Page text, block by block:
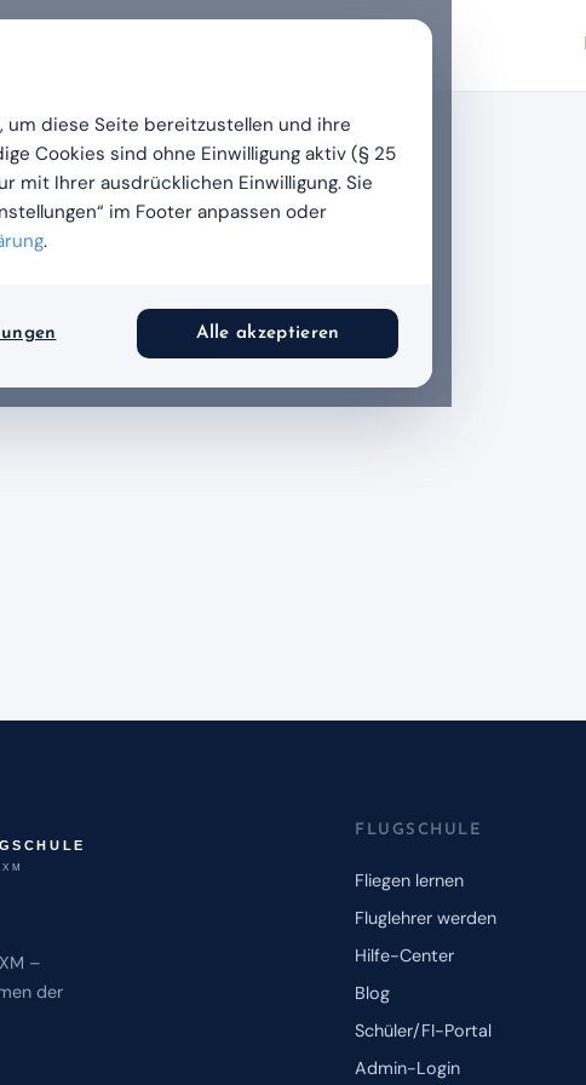
Beiträge vorhanden.
–
der
FLUGSCHULE
Fliegen lernen
Fluglehrer werden
Hilfe-Center
Blog
Schüler/FI-Portal
Admin-Login
um diese Seite bereitzustellen und ihre
Cookies sind ohne Einwilligung aktiv (§ 25
mit Ihrer ausdrücklichen Einwilligung. Sie
im Footer anpassen oder
.
Alle akzeptieren